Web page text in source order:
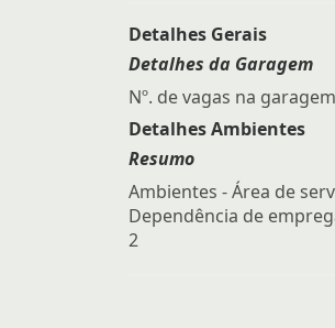
Detalhes Gerais
Detalhes da Garagem
Nº. de vagas na
Detalhes Ambientes
Resumo
Ambientes - Área de
Dependência de
2